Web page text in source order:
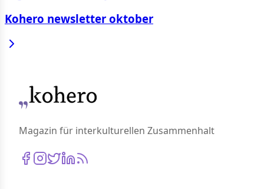
Kohero newsletter oktober
Magazin für interkulturellen Zusammenhalt